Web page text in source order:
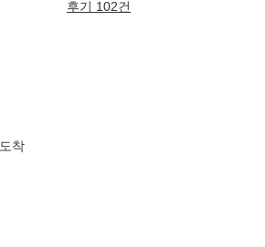
후기 102건
착